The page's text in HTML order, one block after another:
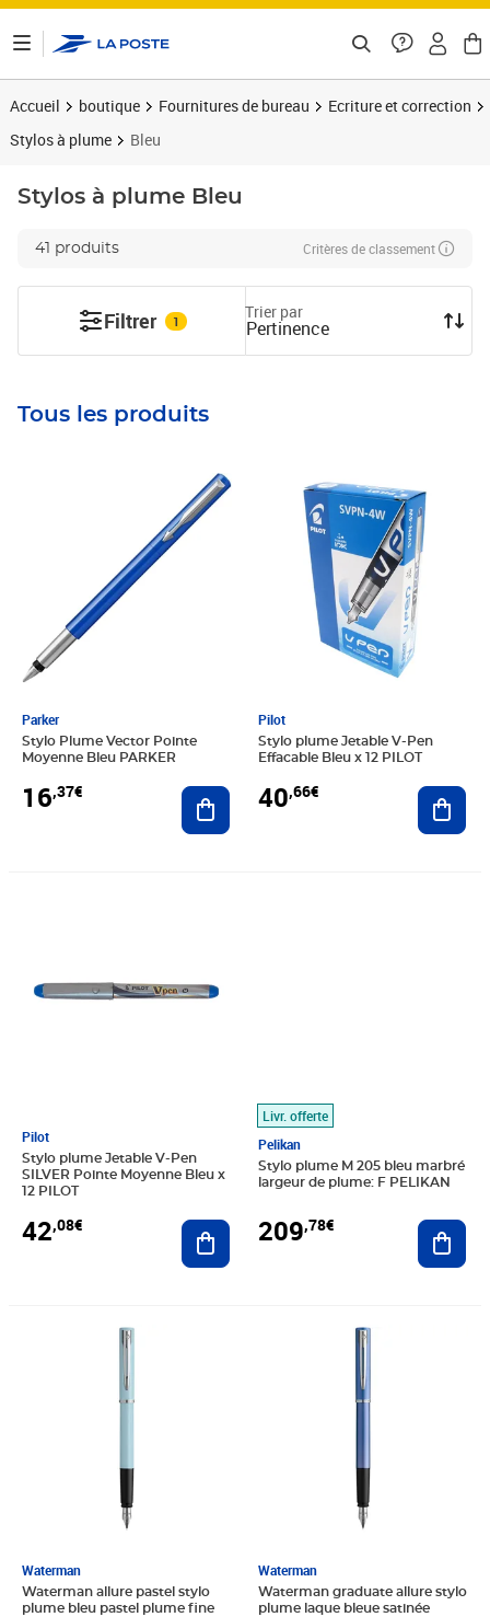
Accueil boutique Fournitures de bureau
Ecriture et correction
Stylos à plume
Bleu
Stylos à plume Bleu
41 produits Critères de classement
Filtrer 1 Trier par
Pertinence
Tous les produits
Parker
Stylo Plume Vector Pointe
Moyenne Bleu PARKER
16,37€ Ajouter au panier
Pilot
Stylo plume Jetable V-Pen
Effacable Bleu x 12 PILOT
40,66€
Prix 40,66€
Pilot
Stylo plume Jetable V-Pen
SILVER Pointe Moyenne Bleu x
12 PILOT
42,08€ Ajouter au panier
Livr. offerte
Pelikan
Stylo plume M 205 bleu marbré
largeur de plume: F PELIKAN
209,78€
Waterman
Waterman allure pastel stylo
plume bleu pastel plume fine
Prix barré 54,88€
Waterman
Waterman graduate allure stylo
plume laque bleue satinée
Prix barré 54,88€